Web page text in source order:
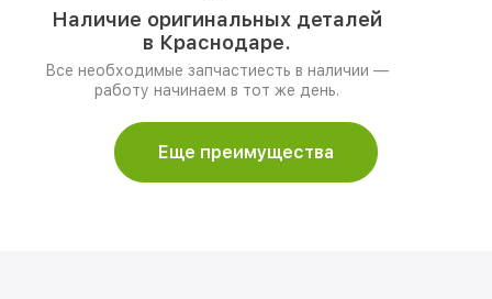
Наличие оригинальных деталей
в Краснодаре.
Все необходимые запчастиесть в наличии —
работу начинаем в тот же день.
Еще преимущества